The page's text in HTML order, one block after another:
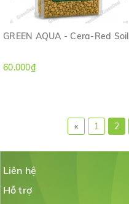
GREEN AQUA - Cera-Red Soil
60.000₫
« 1 2
Liên hệ
Hỗ trợ